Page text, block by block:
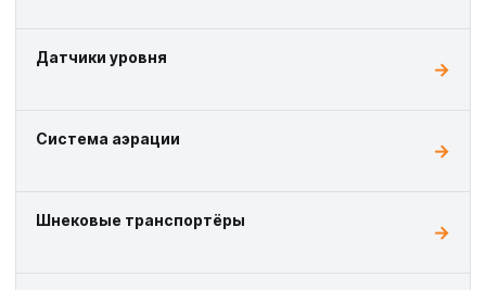
Датчики уровня
Система аэрации
Шнековые транспортёры